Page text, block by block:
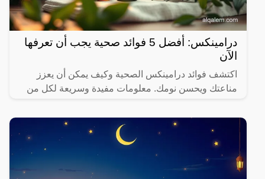
درامينكس: أفضل 5 فوائد صحية يجب أن تعرفها
الآن
اكتشف فوائد درامينكس الصحية وكيف يمكن أن يعزز
مناعتك ويحسن نومك. معلومات مفيدة وسريعة لكل من